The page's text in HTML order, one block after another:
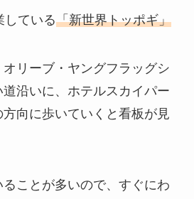
している「新世界トッポギ」
リーブ・ヤングフラッグシ
沿いに、ホテルスカイパー
向に歩いていくと看板が見
ことが多いので、すぐにわ